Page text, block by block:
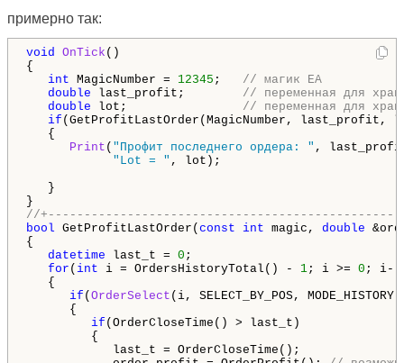
примерно так:
void OnTick ()
{
int MagicNumber = 12345 ; // магик ЕА
double last_profit; // переменная для
double lot; // переменная для
if (GetProfitLastOrder(MagicNumber, last_profit,
{
Print ( "Профит последнего ордера: " ,
"Lot = " , lot);
}
//
bool GetProfitLastOrder( const int magic, double
{
datetime last_t = 0 ;
for ( int i = OrdersHistoryTotal() - 1; i >= 0 ; i--
{
if ( OrderSelect (i, SELECT_BY_POS,
{
if (OrderCloseTime() > last_t)
{
last_t = OrderCloseTime();